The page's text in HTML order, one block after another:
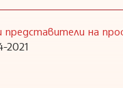
представители на
2021